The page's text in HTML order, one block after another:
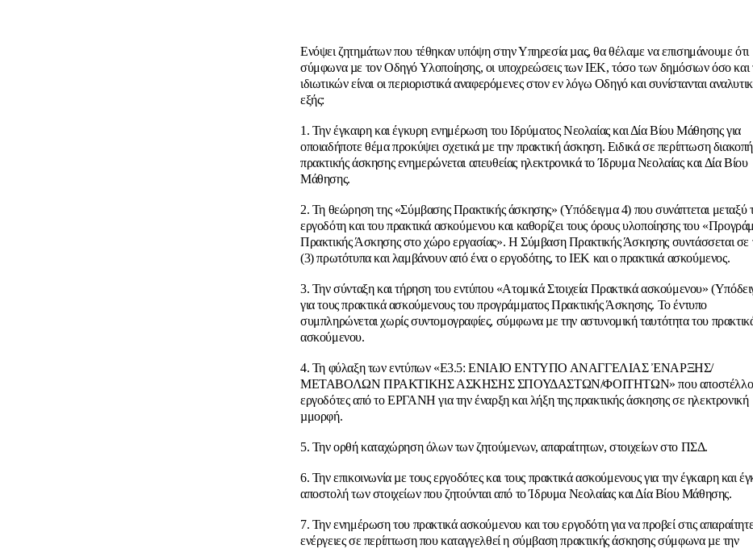
Ενόψει ζητημάτων που τέθηκαν υπόψη στην Υπηρεσία µας, θα θέλαμε να επισημάνουμε ότι
σύμφωνα µε τον Οδηγό Υλοποίησης, οι υποχρεώσεις των ΙΕΚ, τόσο των δημόσιων όσο και
ιδιωτικών είναι οι περιοριστικά αναφερόμενες στον εν λόγω Οδηγό και συνίστανται
εξής:
1. Την έγκαιρη και έγκυρη ενημέρωση του Ιδρύματος Νεολαίας και Δία Βίου Μάθησης για
οποιαδήποτε θέμα προκύψει σχετικά µε την πρακτική άσκηση. Ειδικά σε περίπτωση
πρακτικής άσκησης ενημερώνεται απευθείας ηλεκτρονικά το Ίδρυμα Νεολαίας και Δία Βίου
Μάθησης.
2. Τη θεώρηση της «Σύμβασης Πρακτικής άσκησης» (Υπόδειγμα 4) που συνάπτεται μεταξύ
εργοδότη και του πρακτικά ασκούμενου και καθορίζει τους όρους υλοποίησης του
Πρακτικής Άσκησης στο χώρο εργασίας». H Σύμβαση Πρακτικής Άσκησης συντάσσεται σε
(3) πρωτότυπα και λαμβάνουν από ένα ο εργοδότης, το ΙΕΚ και ο πρακτικά ασκούμενος.
3. Την σύνταξη και τήρηση του εντύπου «Ατομικά Στοιχεία Πρακτικά ασκούμενου»
για τους πρακτικά ασκούμενους του προγράμματος Πρακτικής Άσκησης. Το έντυπο
συμπληρώνεται χωρίς συντομογραφίες, σύμφωνα µε την αστυνομική ταυτότητα του
ασκούμενου.
4. Τη φύλαξη των εντύπων «Ε3.5: ΕΝΙΑΙΟ ΕΝΤΥΠΟ ΑΝΑΓΓΕΛΙΑΣ ἘΝΑΡΞΗΣ/
ΜΕΤΑΒΟΛΩΝ ΠΡΑΚΤΙΚΗΣ ΑΣΚΗΣΗΣ ΣΠΟΥΔΑΣΤΩΝ/ΦΟΙΤΗΤΩΝ» που
εργοδότες από το ΕΡΓΑΝΗ για την έναρξη και λήξη της πρακτικής άσκησης σε ηλεκτρονική
µμορφή.
5. Την ορθή καταχώρηση όλων των ζητούμενων, απαραίτητων, στοιχείων στο ΠΣΔ.
6. Την επικοινωνία µε τους εργοδότες και τους πρακτικά ασκούμενους για την έγκαιρη και
αποστολή των στοιχείων που ζητούνται από το Ίδρυμα Νεολαίας και Δία Βίου Μάθησης.
7. Την ενημέρωση του πρακτικά ασκούμενου και του εργοδότη για να προβεί στις
ενέργειες σε περίπτωση που καταγγελθεί η σύμβαση πρακτικής άσκησης σύμφωνα µε την